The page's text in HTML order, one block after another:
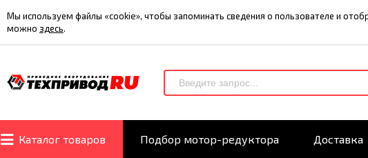
Мы используем файлы «cookie», чтобы запоминать сведения о пользователе и
можно здесь.
Каталог товаров Подбор мотор-редуктора Доставка